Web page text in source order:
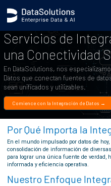
Servicios de
una Conectividad
En DataSolutions, nos
Datos que conectan fuentes de
sean unificados y utilizables.
Comience con la Integración de Datos →
Por Qué Importa la
En el mundo impulsado por datos de
consolidación de información de
para lograr una única fuente de verdad,
informada y eficiencia operativa.
Nuestro Enfoque